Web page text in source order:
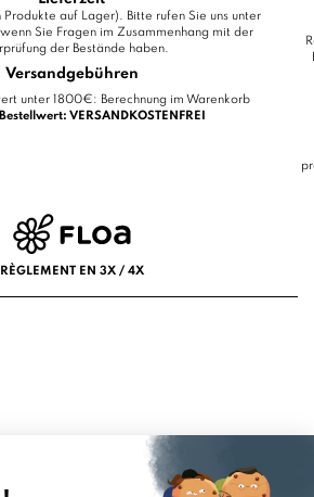
Produkte auf Lager). Bitte rufen Sie uns unter
Sie Fragen im Zusammenhang mit der
der Bestände haben.
Versandgebühren
unter 1800€: Berechnung im Warenkorb
VERSANDKOSTENFREI
RÈGLEMENT EN 3X / 4X